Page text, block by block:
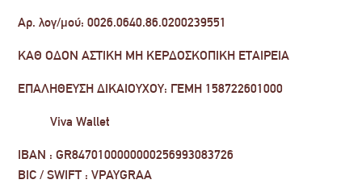
Αρ. λογ/μού: 0026.0640.86.0200239551
ΚΑΘ ΟΔΟΝ ΑΣΤΙΚΗ ΜΗ ΚΕΡΔΟΣΚΟΠΙΚΗ ΕΤΑΙΡΕΙΑ
ΕΠΑΛΗΘΕΥΣΗ ΔΙΚΑΙΟΥΧΟΥ: ΓΕΜΗ 158722601000
Viva Wallet
ΙΒΑΝ : GR8470100000000256993083726
BIC / SWIFT : VPAYGRAA